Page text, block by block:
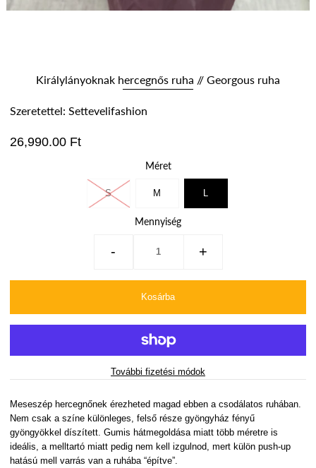
Királylányoknak hercegnős ruha // Georgous ruha
Szeretettel: Settevelifashion
26,990.00 Ft
Méret
S M
Mennyiség
- +
További fizetési módok
Meseszép hercegnőnek érezheted magad ebben a csodálatos ruhában.
Nem csak a színe különleges, felső része gyöngyház fényű
gyöngyökkel díszített. Gumis hátmegoldása miatt több méretre is
ideális, a melltartó miatt pedig nem kell izgulnod, mert külön push-up
hatású mell varrás van a ruhába “építve”.